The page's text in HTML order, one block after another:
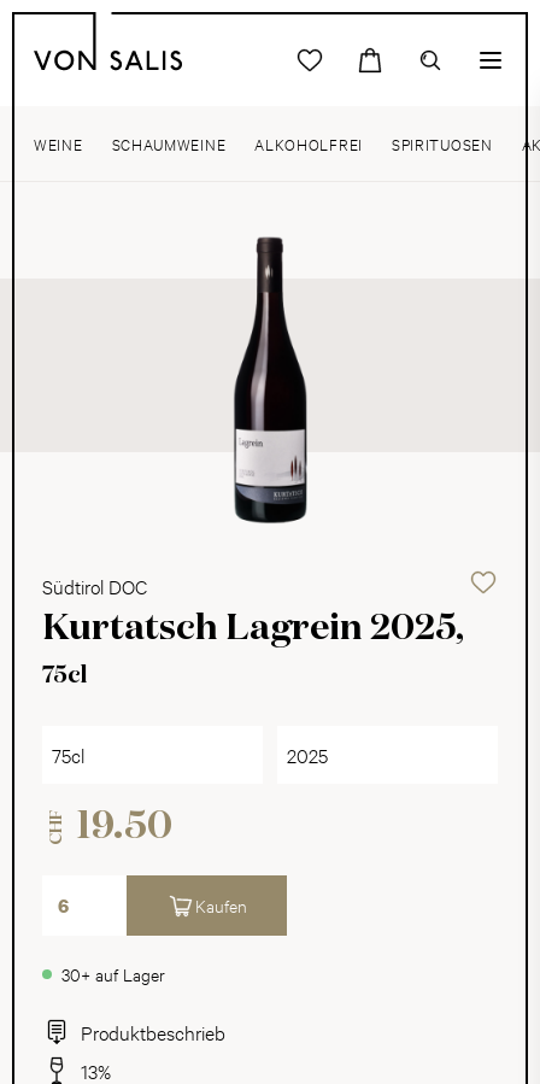
WEINE SCHAUMWEINE ALKOHOLFREI SPIRITUOSEN
Südtirol DOC
Kurtatsch Lagrein 2025,
75cl
Produktbeschrieb
13%
75cl 2025
30+ auf Lager
CHF 19.50
Kaufen